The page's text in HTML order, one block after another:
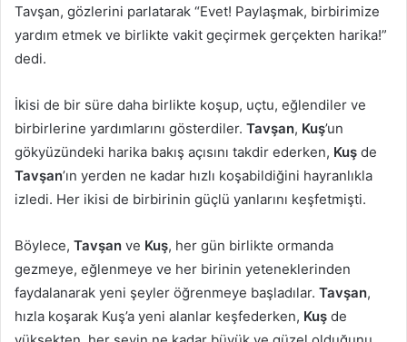
Tavşan, gözlerini parlatarak “Evet! Paylaşmak, birbirimize
yardım etmek ve birlikte vakit geçirmek gerçekten harika!”
dedi.
İkisi de bir süre daha birlikte koşup, uçtu, eğlendiler ve
birbirlerine yardımlarını gösterdiler. Tavşan, Kuş’un
gökyüzündeki harika bakış açısını takdir ederken, Kuş de
Tavşan’ın yerden ne kadar hızlı koşabildiğini hayranlıkla
izledi. Her ikisi de birbirinin güçlü yanlarını keşfetmişti.
Böylece, Tavşan ve Kuş, her gün birlikte ormanda
gezmeye, eğlenmeye ve her birinin yeteneklerinden
faydalanarak yeni şeyler öğrenmeye başladılar. Tavşan,
hızla koşarak Kuş’a yeni alanlar keşfederken, Kuş de